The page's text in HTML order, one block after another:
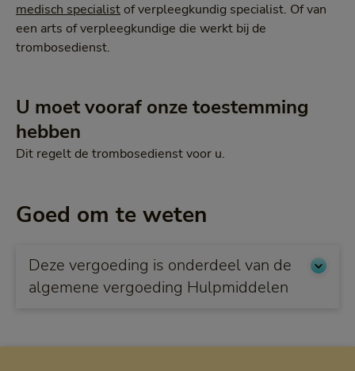
medisch specialistof verpleegkundig specialist. Of van
een arts of verpleegkundige die werkt bij de
trombosedienst.
U moet vooraf onze toestemming
hebben
Dit regelt de trombosedienst voor u.
Goed om te weten
Deze vergoeding is onderdeel van de
algemene vergoeding Hulpmiddelen